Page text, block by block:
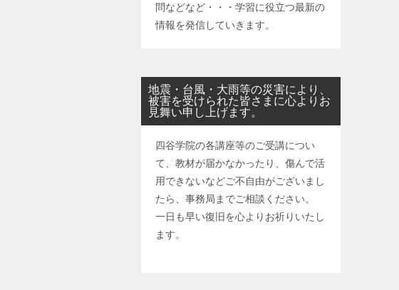
問などなど・・・学習に役立つ最新の
情報を発信していきます。
地震・台風・大雨等の災害により、
被害を受けられた皆さまに心よりお
見舞い申し上げます。
四谷学院の各講座等のご受講につい
て、教材が届かなかったり、傷んで活
用できないなどご不自由がございまし
たら、事務局までご相談ください。
一日も早い復旧を心よりお祈りいたし
ます。